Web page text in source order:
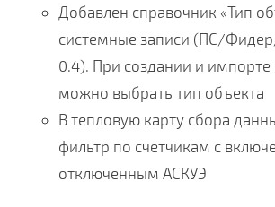
Добавлен справочник «Тип
системные записи (ПС/
0.4). При создании и импорте
можно выбрать тип объекта
В тепловую карту сбора
фильтр по счетчикам с
отключенным АСКУЭ